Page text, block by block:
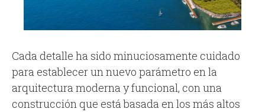
Cada detalle ha sido minuciosamente cuidado
para establecer un nuevo parámetro en la
arquitectura moderna y funcional, con una
construcción que está basada en los más altos